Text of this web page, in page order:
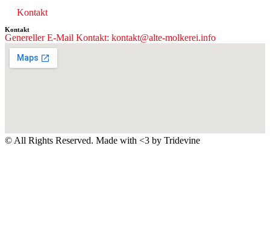
Kontakt
Kontakt
Genereller E-Mail Kontakt: kontakt@alte-molkerei.info
© All Rights Reserved. Made with <3 by Tridevine